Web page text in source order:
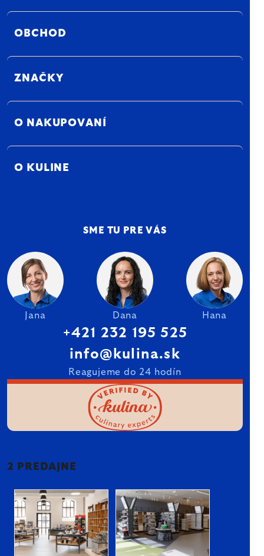
OBCHOD
ZNAČKY
O NAKUPOVANÍ
O KULINE
SME TU PRE VÁS
Jana Dana Hana
+421 232 195 525
info@kulina.sk
Reagujeme do 24 hodín
2 PREDAJNE